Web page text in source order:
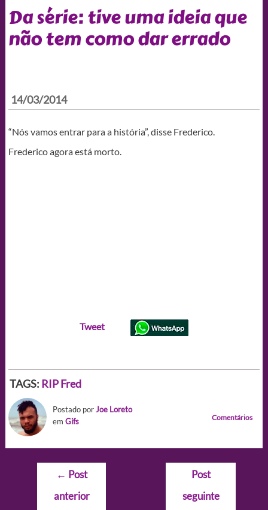
Da série: tive uma ideia que
não tem como dar errado
14/03/2014
“Nós vamos entrar para a história”, disse Frederico.
Frederico agora está morto.
Tweet
TAGS: RIP Fred
Postado porJoe Loreto
em Gifs Comentários
Navegação
Post
← Post
anterior
Post
seguinte